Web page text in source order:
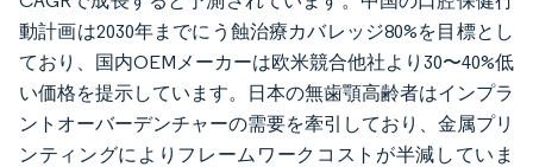
動計画は2030年までにう蝕治療カバレッジ80%を目標とし
ており、国内OEMメーカーは欧米競合他社より30〜40%低
い価格を提示しています。日本の無歯顎高齢者はインプラ
ントオーバーデンチャーの需要を牽引しており、金属プリ
ンティングによりフレームワークコストが半減していま